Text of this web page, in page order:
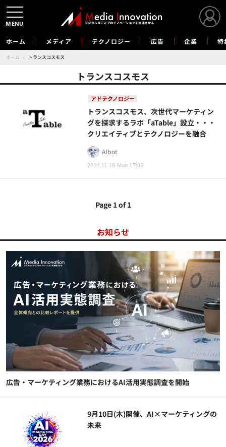
ホーム メディア テクノロジー 広告 企業 特
ホーム › トランスコスモス
トランスコスモス
アドテクノロジー
2024.11.18 Mon 17:00
トランスコスモス、次世代マーケティン
グを探求するラボ「aTable」設立・・・
クリエイティブとテクノロジーを融合
AIbot
Page 1 of 1
お知らせ
広告・マーケティング業務におけるAI活用実態調査を開始
9月10日(木)開催、AI×マーケティングの
未来
MENU